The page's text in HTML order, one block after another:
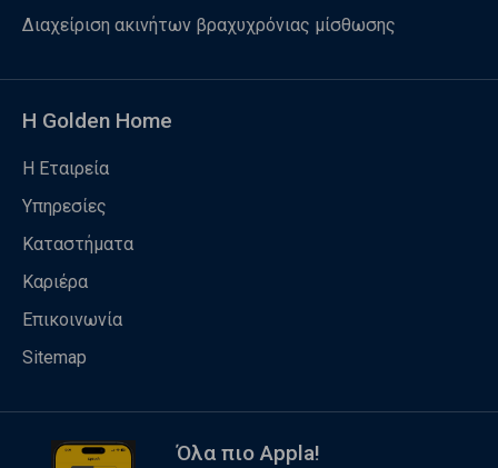
Διαχείριση ακινήτων βραχυχρόνιας μίσθωσης
Η Golden Home
Η Εταιρεία
Υπηρεσίες
Καταστήματα
Καριέρα
Επικοινωνία
Sitemap
Όλα πιο Appla!